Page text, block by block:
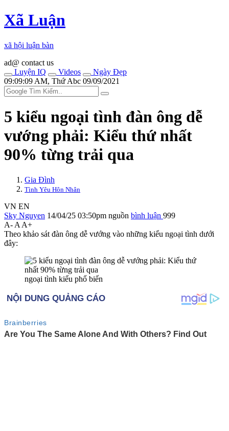
Xã Luận
xã hội luận bàn
ad@ contact us
Luyện IQ
Videos
Ngày Đẹp
09:09:09 AM, Thứ Abc 09/09/2021
5 kiểu ngoại tình đàn ông dễ
vướng phải: Kiểu thứ nhất
90% từng trải qua
Gia Đình
Tình Yêu Hôn Nhân
VN EN
Sky Nguyen 14/04/25 03:50pm nguồn bình luận 999
A- A A+
Theo khảo sát đàn ông dễ vướng vào những kiểu ngoại tình dưới
đây:
ngoại tình kiểu phổ biến